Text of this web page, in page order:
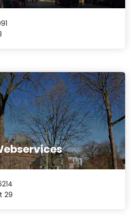
29